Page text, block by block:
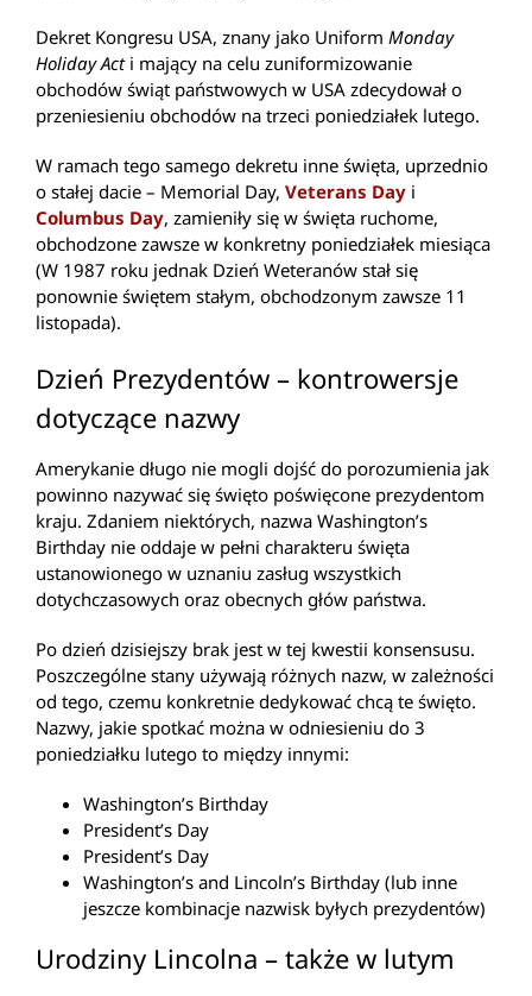
Dekret Kongresu USA, znany jako Uniform Monday
Holiday Acti mający na celu zuniformizowanie
obchodów świąt państwowych w USA zdecydował o
przeniesieniu obchodów na trzeci poniedziałek lutego.
W ramach tego samego dekretu inne święta, uprzednio
o stałej dacie – Memorial Day, Veterans Day i
Columbus Day, zamieniły się w święta ruchome,
obchodzone zawsze w konkretny poniedziałek miesiąca
(W 1987 roku jednak Dzień Weteranów stał się
ponownie świętem stałym, obchodzonym zawsze 11
listopada).
Dzień Prezydentów – kontrowersje
dotyczące nazwy
Amerykanie długo nie mogli dojść do porozumienia jak
powinno nazywać się święto poświęcone prezydentom
kraju. Zdaniem niektórych, nazwa Washington’s
Birthday nie oddaje w pełni charakteru święta
ustanowionego w uznaniu zasług wszystkich
dotychczasowych oraz obecnych głów państwa.
Po dzień dzisiejszy brak jest w tej kwestii konsensusu.
Poszczególne stany używają różnych nazw, w zależności
od tego, czemu konkretnie dedykować chcą te święto.
Nazwy, jakie spotkać można w odniesieniu do 3
poniedziałku lutego to między innymi:
Washington’s Birthday
President’s Day
President’s Day
Washington’s and Lincoln’s Birthday (lub inne
jeszcze kombinacje nazwisk byłych prezydentów)
Urodziny Lincolna – także w lutym